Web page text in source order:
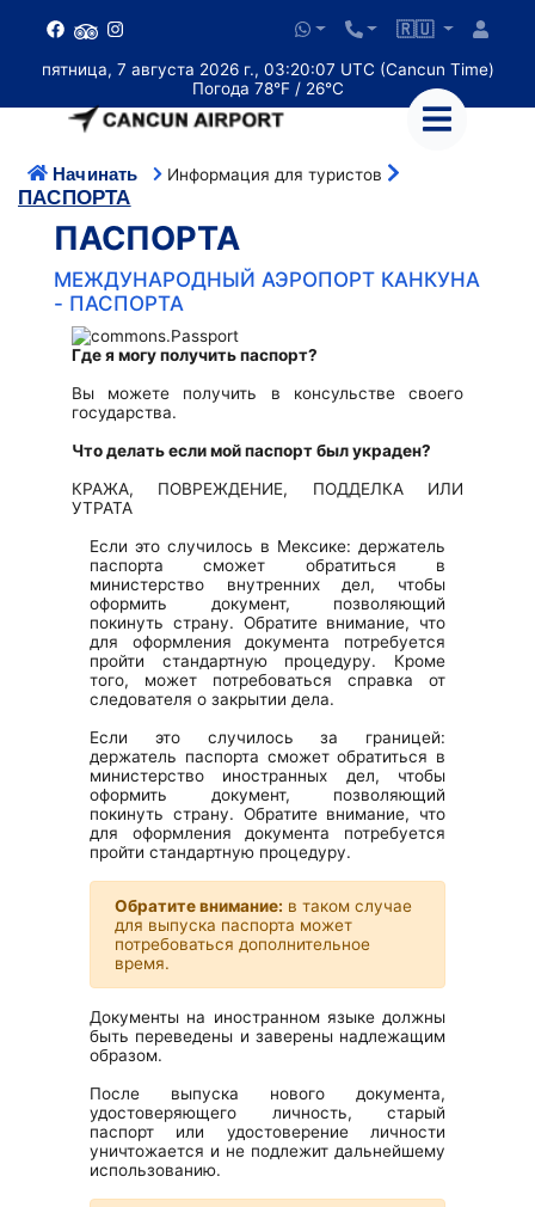
🇷🇺
пятница, 7 августа 2026 г., 03:20:07 UTC (Cancun Time)
Погода 78°F / 26°C
Начинать Информация для туристов
ПАСПОРТА
ПАСПОРТА
МЕЖДУНАРОДНЫЙ АЭРОПОРТ КАНКУНА
- ПАСПОРТА
Где я могу получить паспорт?
Вы можете получить в консульстве своего
государства.
Что делать если мой паспорт был украден?
КРАЖА, ПОВРЕЖДЕНИЕ, ПОДДЕЛКА ИЛИ
УТРАТА
Если это случилось в Мексике: держатель
паспорта сможет обратиться в
министерство внутренних дел, чтобы
оформить документ, позволяющий
покинуть страну. Обратите внимание, что
для оформления документа потребуется
пройти стандартную процедуру. Кроме
того, может потребоваться справка от
следователя о закрытии дела.
Если это случилось за границей:
держатель паспорта сможет обратиться в
министерство иностранных дел, чтобы
оформить документ, позволяющий
покинуть страну. Обратите внимание, что
для оформления документа потребуется
пройти стандартную процедуру.
Обратите внимание: в таком случае
для выпуска паспорта может
потребоваться дополнительное
время.
Документы на иностранном языке должны
быть переведены и заверены надлежащим
образом.
После выпуска нового документа,
удостоверяющего личность, старый
паспорт или удостоверение личности
уничтожается и не подлежит дальнейшему
использованию.